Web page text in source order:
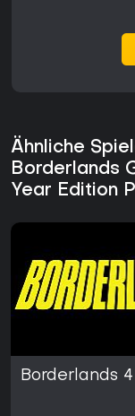
Ähnliche
Borderlands
Year Edition
Borderlands 4